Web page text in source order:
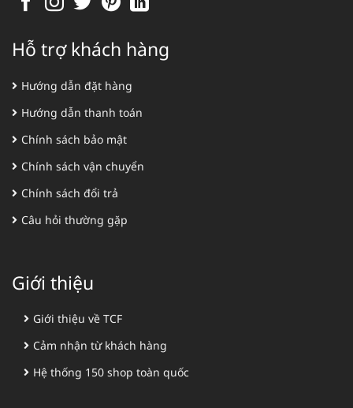
Hỗ trợ khách hàng
Hướng dẫn đặt hàng
Hướng dẫn thanh toán
Chính sách bảo mật
Chính sách vận chuyển
Chính sách đổi trả
Câu hỏi thường gặp
Giới thiệu
Giới thiệu về TCF
Cảm nhận từ khách hàng
Hệ thống 150 shop toàn quốc